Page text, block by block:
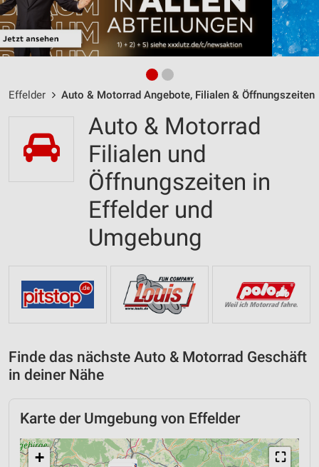
Effelder Auto & Motorrad Angebote, Filialen & Öffnungszeiten
Auto & Motorrad
Filialen und
Öffnungszeiten in
Effelder und
Umgebung
Finde das nächste Auto & Motorrad Geschäft
in deiner Nähe
Karte der Umgebung von Effelder
⛶
+